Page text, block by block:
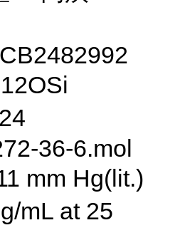
36-6.mol
mm Hg(lit.)
mL at 25